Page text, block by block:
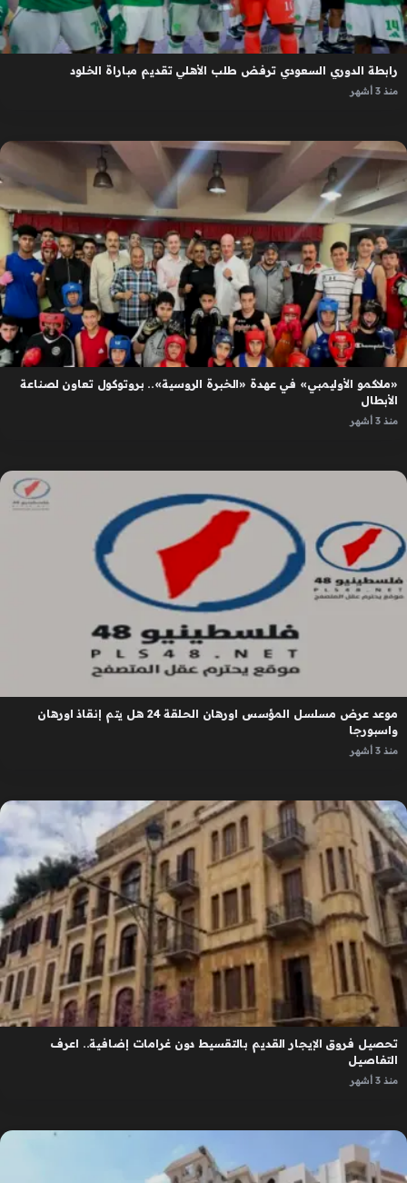
رابطة الدوري السعودي ترفض طلب الأهلي تقديم مباراة الخلود
منذ 3 أشهر
«ملاكمو الأوليمبي» في عهدة «الخبرة الروسية».. بروتوكول تعاون لصناعة
الأبطال
منذ 3 أشهر
موعد عرض مسلسل المؤسس اورهان الحلقة 24 هل يتم إنقاذ اورهان
واسبورجا
منذ 3 أشهر
تحصيل فروق الإيجار القديم بالتقسيط دون غرامات إضافية.. اعرف
التفاصيل
منذ 3 أشهر